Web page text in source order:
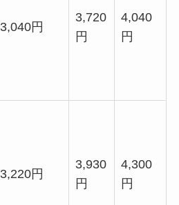
3,040円
3,720
円
4,040
円
3,220円
3,930
円
4,300
円